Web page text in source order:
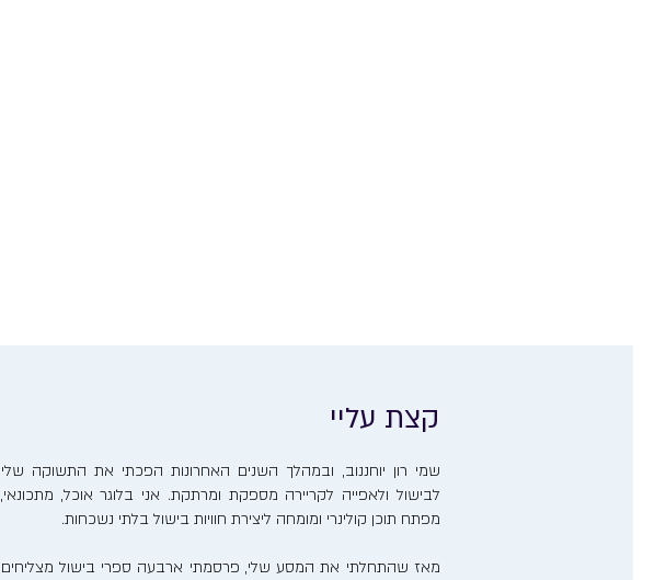
קצת עליי
שמי רון יוחננוב, ובמהלך השנים האחרונות הפכתי את התשוקה שלי
לבישול ולאפייה לקריירה מספקת ומרתקת. אני בלוגר אוכל, מתכונאי,
מפתח תוכן קולינרי ומומחה ליצירת חוויות בישול בלתי נשכחות.
מאז שהתחלתי את המסע שלי, פרסמתי ארבעה ספרי בישול מצליחים